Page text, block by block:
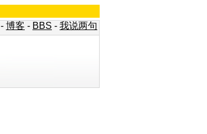
- 博客 - BBS - 我说两句